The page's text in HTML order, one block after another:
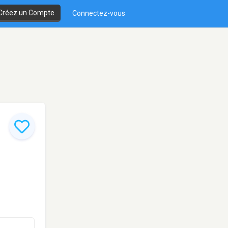
un Compte Connectez-vous